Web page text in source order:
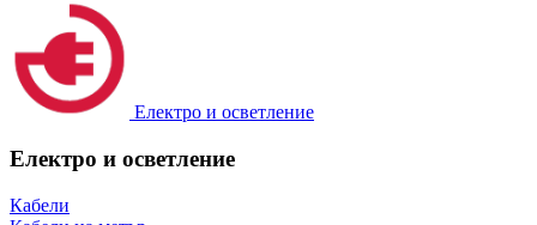
Електро и осветление
Електро и осветление
Кабели